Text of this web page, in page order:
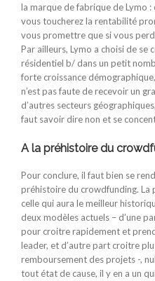
la marque de fabrique de Lymo
vous toucherez la rentabilité
vous promettre que si vous
Par ailleurs, Lymo a choisi de se
résidentiel b/ dans un petit
forte croissance
n’est pas faute de recevoir un
d’autres secteurs
faut savoir dire non et se
A la préhistoire du
Pour conclure, il faut bien se
préhistoire du crowdfunding. La
celle qui aura le meilleur
deux modèles actuels – d’une
pour croitre rapidement et
leader, et d’autre part croitre
remboursement des projets -,
tout état de cause, il y en a un